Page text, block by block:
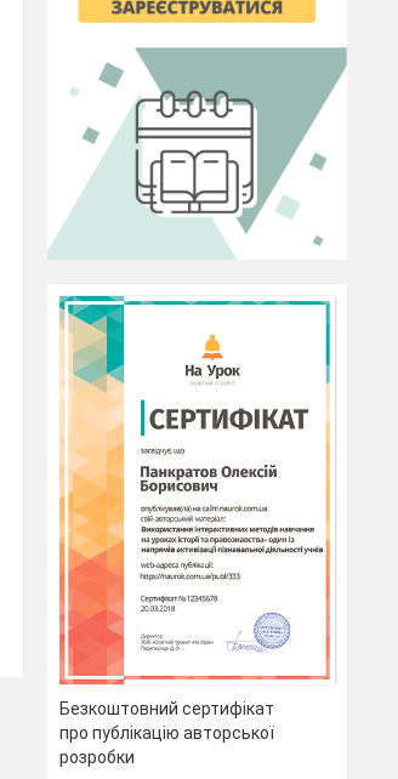
Безкоштовний сертифікат
про публікацію авторської
розробки